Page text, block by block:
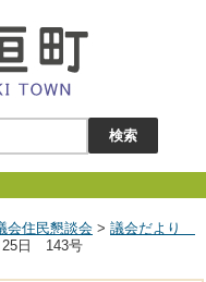
会住民懇談会 > 議会だより
25日 143号